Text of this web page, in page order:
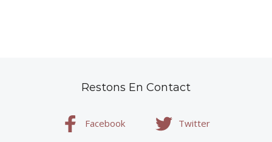
Restons En Contact
Facebook Twitter